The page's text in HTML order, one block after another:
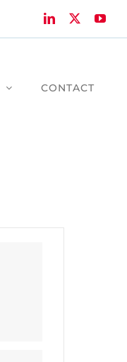
CONTACT